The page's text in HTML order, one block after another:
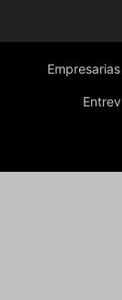
Empresarias